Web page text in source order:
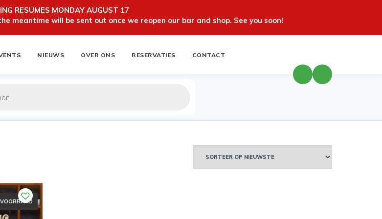
RESUMES MONDAY AUGUST 17
meantime will be sent out once we reopen our bar and shop. See you soon!
NIEUWS OVER ONS RESERVATIES CONTACT